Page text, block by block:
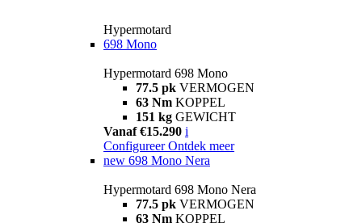
Hypermotard
698 Mono
Hypermotard 698 Mono
77.5 pk VERMOGEN
63 Nm KOPPEL
151 kg GEWICHT
Vanaf €15.290 i
Configureer Ontdek meer
new 698 Mono Nera
Hypermotard 698 Mono Nera
77.5 pk VERMOGEN
63 Nm KOPPEL